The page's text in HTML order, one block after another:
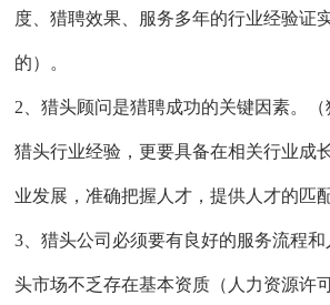
度、猎聘效果、服务多年的行业经验证
的）。
2、猎头顾问是猎聘成功的关键因素。
猎头行业经验，更要具备在相关行业成
业发展，准确把握人才，提供人才的匹
3、猎头公司必须要有良好的服务流程
头市场不乏存在基本资质（人力资源许